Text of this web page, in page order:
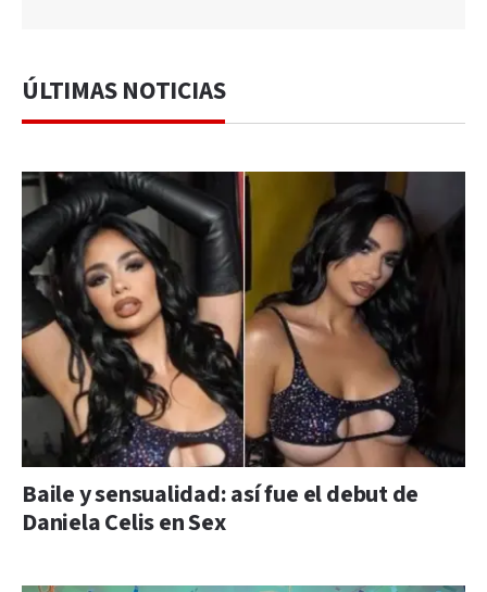
ÚLTIMAS NOTICIAS
Baile y sensualidad: así fue el debut de
Daniela Celis en Sex